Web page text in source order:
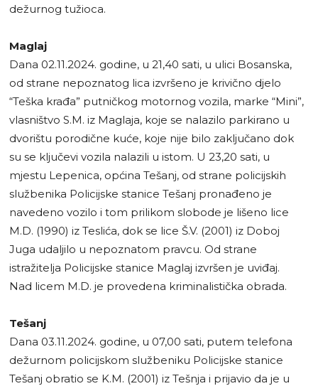
dežurnog tužioca.
Maglaj
Dana 02.11.2024. godine, u 21,40 sati, u ulici Bosanska,
od strane nepoznatog lica izvršeno je krivično djelo
“Teška krađa” putničkog motornog vozila, marke “Mini”,
vlasništvo S.M. iz Maglaja, koje se nalazilo parkirano u
dvorištu porodične kuće, koje nije bilo zaključano dok
su se ključevi vozila nalazili u istom. U 23,20 sati, u
mjestu Lepenica, općina Tešanj, od strane policijskih
službenika Policijske stanice Tešanj pronađeno je
navedeno vozilo i tom prilikom slobode je lišeno lice
M.D. (1990) iz Teslića, dok se lice Š.V. (2001) iz Doboj
Juga udaljilo u nepoznatom pravcu. Od strane
istražitelja Policijske stanice Maglaj izvršen je uviđaj.
Nad licem M.D. je provedena kriminalistička obrada.
Tešanj
Dana 03.11.2024. godine, u 07,00 sati, putem telefona
dežurnom policijskom službeniku Policijske stanice
Tešanj obratio se K.M. (2001) iz Tešnja i prijavio da je u